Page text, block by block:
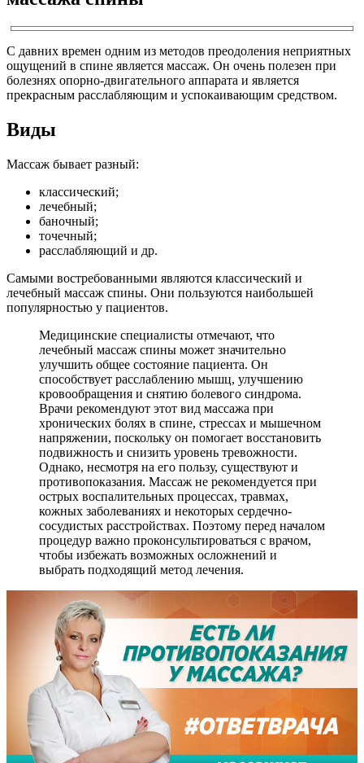
С давних времен одним из методов преодоления неприятных
ощущений в спине является массаж. Он очень полезен при
болезнях опорно-двигательного аппарата и является
прекрасным расслабляющим и успокаивающим средством.
Виды
Массаж бывает разный:
классический;
лечебный;
баночный;
точечный;
расслабляющий и др.
Самыми востребованными являются классический и
лечебный массаж спины. Они пользуются наибольшей
популярностью у пациентов.
Медицинские специалисты отмечают, что
лечебный массаж спины может значительно
улучшить общее состояние пациента. Он
способствует расслаблению мышц, улучшению
кровообращения и снятию болевого синдрома.
Врачи рекомендуют этот вид массажа при
хронических болях в спине, стрессах и мышечном
напряжении, поскольку он помогает восстановить
подвижность и снизить уровень тревожности.
Однако, несмотря на его пользу, существуют и
противопоказания. Массаж не рекомендуется при
острых воспалительных процессах, травмах,
кожных заболеваниях и некоторых сердечно-
сосудистых расстройствах. Поэтому перед началом
процедур важно проконсультироваться с врачом,
чтобы избежать возможных осложнений и
выбрать подходящий метод лечения.